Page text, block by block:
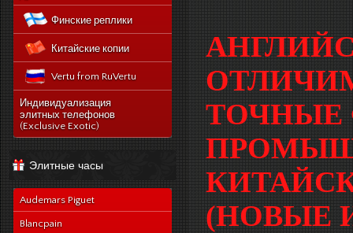
Vertu Ti
Vertu Constellation V
noviy-vertu-signature-
new-touch
catalog
543-vertu-signature-
touch-grape-lizard-
en
navy-alligator-en
category
175-novyj-vertu-
signature-new-touch
Финские реплики
Китайские копии
Vertu from RuVertu
Индивидуализация
элитных телефонов
(Exclusive Exotic)
Элитные часы
Audemars Piguet
Blancpain
ТОЧНЫЕ
(НОВЫЕ